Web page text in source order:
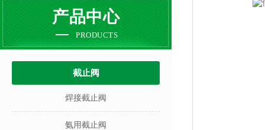
产品中心
PRODUCTS
截止阀
焊接截止阀
氨用截止阀